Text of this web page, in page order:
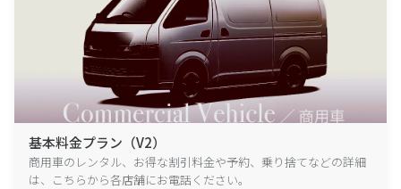
基本料金プラン（V2）
商用車のレンタル、お得な割引料金や予約、乗り捨てなどの詳細
は、こちらから各店舗にお電話ください。